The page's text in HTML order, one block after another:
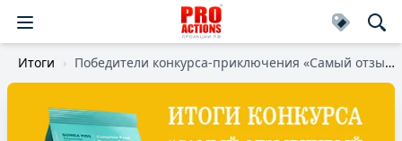
Итоги Победители конкурса-приключения «Самый отзывчивый покупатель Little One»